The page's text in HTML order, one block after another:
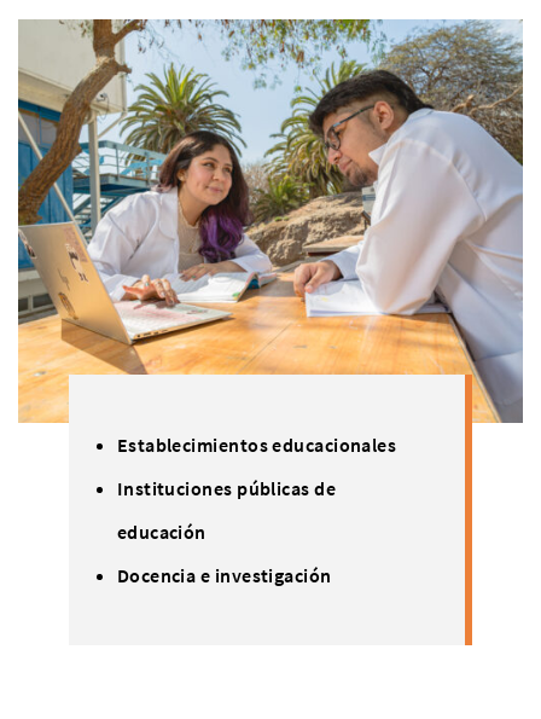
Establecimientos educacionales
Instituciones públicas de
educación
Docencia e investigación